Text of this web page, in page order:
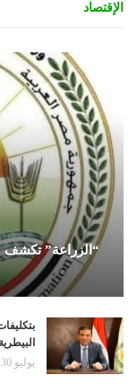
الإقتصاد
“الزراعة” تكشف
يوليو 30, 2026